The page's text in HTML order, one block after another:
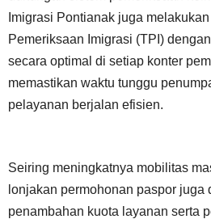
Imigrasi Pontianak juga
Pemeriksaan Imigrasi (TPI)
secara optimal di setiap konter
memastikan waktu tunggu
pelayanan berjalan efisien.
Seiring meningkatnya mobilitas
lonjakan permohonan paspor juga
penambahan kuota layanan serta